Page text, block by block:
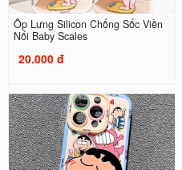
Ốp Lưng Silicon Chống Sốc Viền
Nổi Baby Scales
20.000 đ